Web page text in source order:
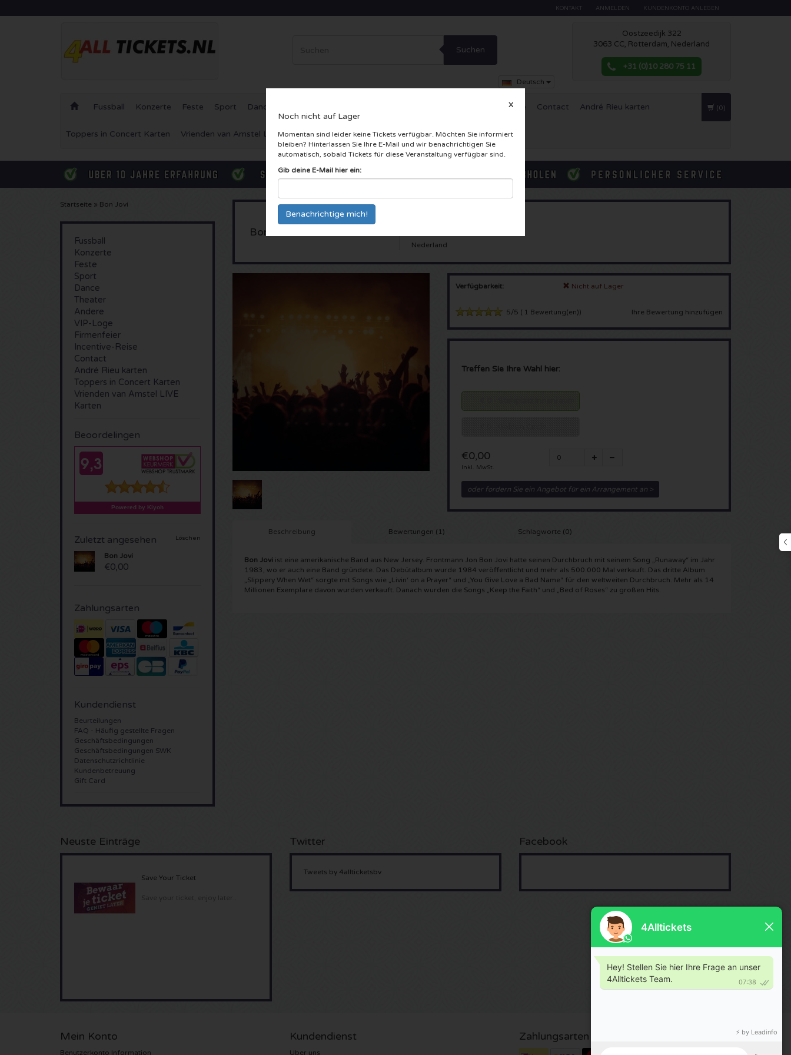
KONTAKT ANMELDEN KUNDENKONTO ANLEGEN
Suchen
Deutsch
Oostzeedijk 322
3063 CC, Rotterdam, Nederland
+31 (0)10 280 75 11
Fussball Konzerte Feste Sport Dance Incentive-Reise Contact André Rieu karten
Toppers in Concert Karten Vrienden van Amstel LIVE Karten
(0)
Noch nicht auf Lager
X
Momentan sind leider keine Tickets verfügbar. Möchten Sie informiert
bleiben? Hinterlassen Sie Ihre E-Mail und wir benachrichtigen Sie
automatisch, sobald Tickets für diese Veranstaltung verfügbar sind.
Gib deine E-Mail hier ein:
Startseite » Bon Jovi
Fussball
Konzerte
Feste
Sport
Dance
Theater
Andere
VIP-Loge
Firmenfeier
Incentive-Reise
Contact
André Rieu karten
Toppers in Concert Karten
Vrienden van Amstel LIVE
Karten
Beoordelingen
Zuletzt angesehen Löschen
Bon Jovi
€0,00
Zahlungsarten
Kundendienst
Beurteilungen
FAQ - Häufig gestellte Fragen
Geschäftsbedingungen
Geschäftsbedingungen SWK
Datenschutzrichtlinie
Kundenbetreuung
Gift Card
Bon Jovi
Nederland
Verfügbarkeit: Nicht auf Lager
5/5 ( 1 Bewertung(en)) Ihre Bewertung hinzufügen
Treffen Sie Ihre Wahl hier:
€0,00
Inkl. MwSt.
oder fordern Sie ein Angebot für ein Arrangement an >
Beschreibung Bewertungen (1) Schlagworte (0)
Bon Jovi ist eine amerikanische Band aus New Jersey. Frontmann Jon Bon Jovi hatte seinen Durchbruch mit seinem Song „Runaway“ im Jahr
1983, wo er auch eine Band gründete. Das Debütalbum wurde 1984 veröffentlicht und mehr als 500.000 Mal verkauft. Das dritte Album
„Slippery When Wet“ sorgte mit Songs wie „Livin‘ on a Prayer“ und „You Give Love a Bad Name“ für den weltweiten Durchbruch. Mehr als 14
Millionen Exemplare davon wurden verkauft. Danach wurden die Songs „Keep the Faith“ und „Bed of Roses“ zu großen Hits.
Neuste Einträge
Save Your Ticket
Twitter
Tweets by 4allticketsbv
Facebook
Mein Konto
Benutzerkonto Information
Kundendienst
Uber uns
Zahlungsarten